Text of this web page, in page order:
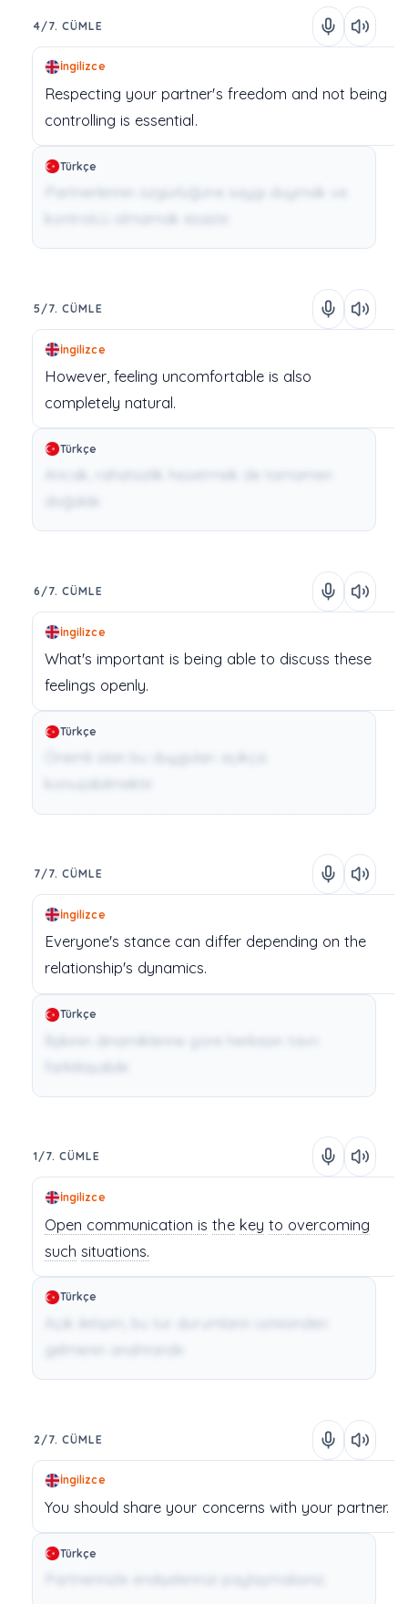
4/7. CÜMLE
İngilizce
Respecting your partner's freedom and not being
controlling is essential.
Türkçe
5/7. CÜMLE
İngilizce
However, feeling uncomfortable is also
completely natural.
Türkçe
6/7. CÜMLE
İngilizce
What's important is being able to discuss these
feelings openly.
Türkçe
7/7. CÜMLE
İngilizce
Everyone's stance can differ depending on the
relationship's dynamics.
Türkçe
İlişkinin dinamiklerine göre herkesin tavrı
1/7. CÜMLE
İngilizce
Open communication is the key to overcoming
such situations.
Türkçe
Açık iletişim, bu tür durumların üstesinden
gelmenin anahtarıdır.
2/7. CÜMLE
İngilizce
You should share your concerns with your partner.
Türkçe